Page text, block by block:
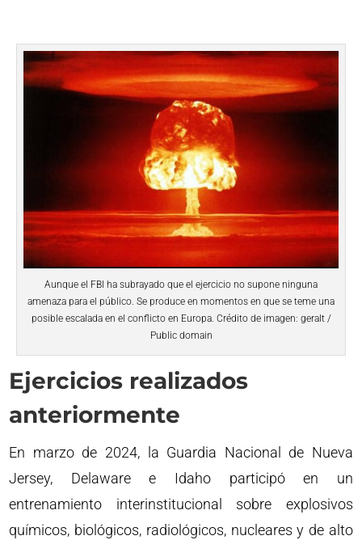
Aunque el FBI ha subrayado que el ejercicio no supone ninguna
amenaza para el público. Se produce en momentos en que se teme una
posible escalada en el conflicto en Europa. Crédito de imagen: geralt /
Public domain
Ejercicios realizados
anteriormente
En marzo de 2024, la Guardia Nacional de Nueva
Jersey, Delaware e Idaho participó en un
entrenamiento interinstitucional sobre explosivos
químicos, biológicos, radiológicos, nucleares y de alto